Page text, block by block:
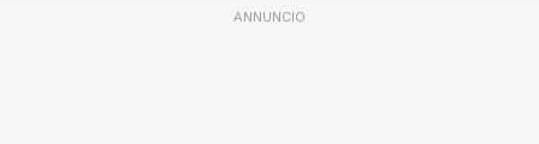
ANNUNCIO